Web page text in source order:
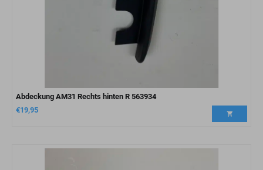
Abdeckung AM31 Rechts hinten R 563934
€19,95